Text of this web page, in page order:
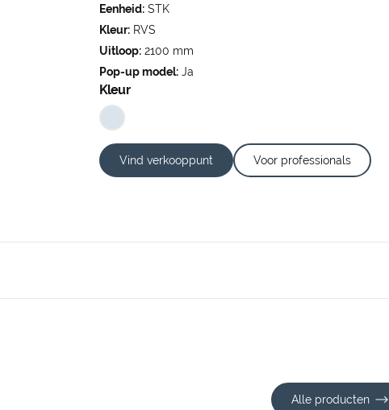
Eenheid: STK
Kleur: RVS
Uitloop: 2100 mm
Pop-up model: Ja
Kleur
Vind verkooppunt Voor professionals
Alle producten